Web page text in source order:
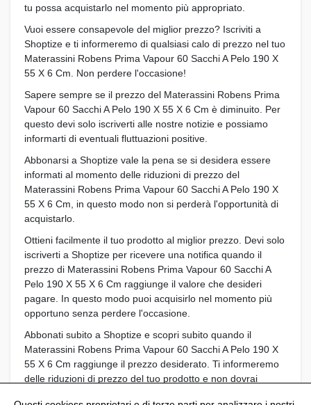
tu possa acquistarlo nel momento più appropriato.
Vuoi essere consapevole del miglior prezzo? Iscriviti a
Shoptize e ti informeremo di qualsiasi calo di prezzo nel tuo
Materassini Robens Prima Vapour 60 Sacchi A Pelo 190 X
55 X 6 Cm. Non perdere l'occasione!
Sapere sempre se il prezzo del Materassini Robens Prima
Vapour 60 Sacchi A Pelo 190 X 55 X 6 Cm è diminuito. Per
questo devi solo iscriverti alle nostre notizie e possiamo
informarti di eventuali fluttuazioni positive.
Abbonarsi a Shoptize vale la pena se si desidera essere
informati al momento delle riduzioni di prezzo del
Materassini Robens Prima Vapour 60 Sacchi A Pelo 190 X
55 X 6 Cm, in questo modo non si perderà l'opportunità di
acquistarlo.
Ottieni facilmente il tuo prodotto al miglior prezzo. Devi solo
iscriverti a Shoptize per ricevere una notifica quando il
prezzo di Materassini Robens Prima Vapour 60 Sacchi A
Pelo 190 X 55 X 6 Cm raggiunge il valore che desideri
pagare. In questo modo puoi acquisirlo nel momento più
opportuno senza perdere l'occasione.
Abbonati subito a Shoptize e scopri subito quando il
Materassini Robens Prima Vapour 60 Sacchi A Pelo 190 X
55 X 6 Cm raggiunge il prezzo desiderato. Ti informeremo
delle riduzioni di prezzo del tuo prodotto e non dovrai